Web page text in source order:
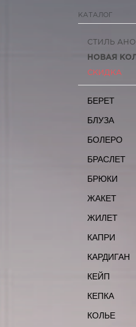
КАТАЛОГ
СТИЛЬ АНО
НОВАЯ
СКИДКА
БЕРЕТ
БЛУЗА
БОЛЕРО
БРАСЛЕТ
БРЮКИ
ЖАКЕТ
ЖИЛЕТ
КАПРИ
КАРДИГАН
КЕЙП
КЕПКА
КОЛЬЕ